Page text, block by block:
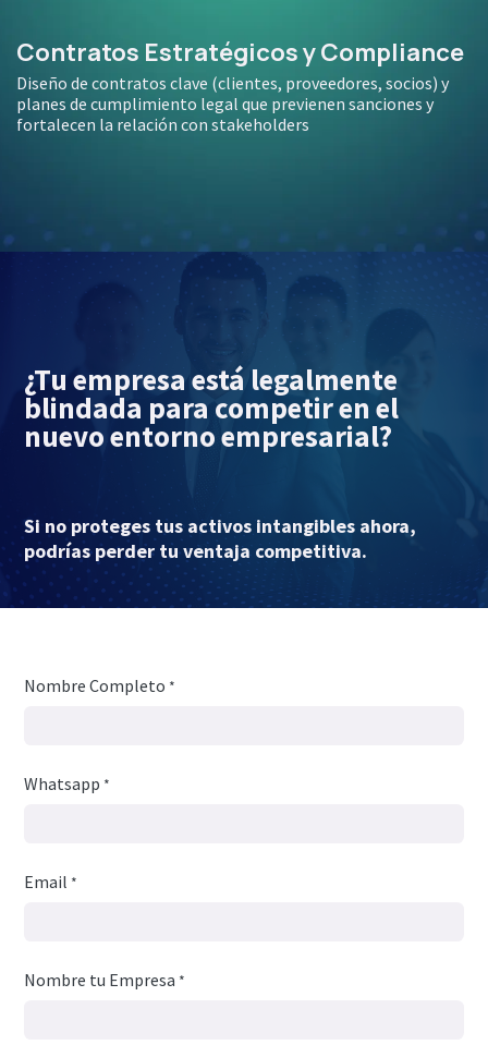
Contratos Estratégicos y Compliance
Diseño de contratos clave (clientes, proveedores, socios) y
planes de cumplimiento legal que previenen sanciones y
fortalecen la relación con stakeholders
¿Tu empresa está legalmente
blindada para competir en el
nuevo entorno empresarial?
Si no proteges tus activos intangibles ahora,
podrías perder tu ventaja competitiva.
Nombre Completo *
Whatsapp *
Email *
Nombre tu Empresa *